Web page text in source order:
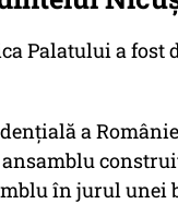
Palatului a
a
în jurul unei